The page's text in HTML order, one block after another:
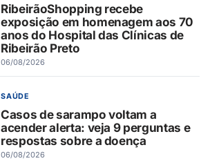
RibeirãoShopping recebe
exposição em homenagem aos 70
anos do Hospital das Clínicas de
Ribeirão Preto
06/08/2026
SAÚDE
Casos de sarampo voltam a
acender alerta: veja 9 perguntas e
respostas sobre a doença
06/08/2026